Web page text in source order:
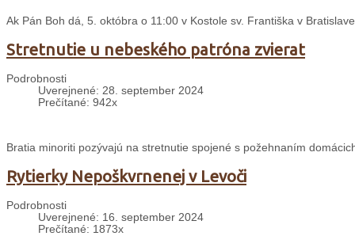
Ak Pán Boh dá, 5. októbra o 11:00 v Kostole sv. Františka v
Stretnutie u nebeského patróna zvierat
Podrobnosti
Uverejnené: 28. september 2024
Prečítané: 942x
Bratia minoriti pozývajú na stretnutie spojené s požehnaním
Rytierky Nepoškvrnenej v Levoči
Podrobnosti
Uverejnené: 16. september 2024
Prečítané: 1873x